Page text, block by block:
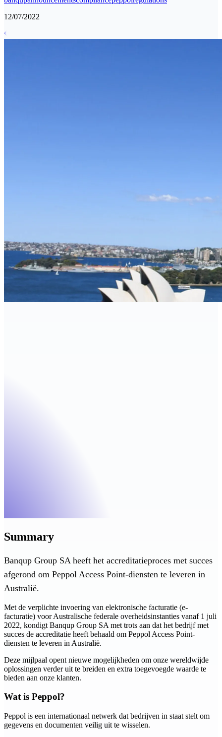
12/07/2022
Summary
Banqup Group SA heeft het accreditatieproces met succes
afgerond om Peppol Access Point-diensten te leveren in
Australië.
Met de verplichte invoering van elektronische facturatie (e-
facturatie) voor Australische federale overheidsinstanties vanaf 1 juli
2022, kondigt Banqup Group SA met trots aan dat het bedrijf met
succes de accreditatie heeft behaald om Peppol Access Point-
diensten te leveren in Australië.
Deze mijlpaal opent nieuwe mogelijkheden om onze wereldwijde
oplossingen verder uit te breiden en extra toegevoegde waarde te
bieden aan onze klanten.
Wat is Peppol?
Peppol is een internationaal netwerk dat bedrijven in staat stelt om
gegevens en documenten veilig uit te wisselen.